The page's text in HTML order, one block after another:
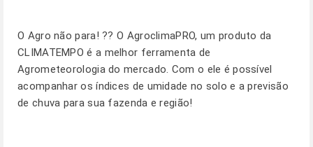
O Agro não para! ?? O AgroclimaPRO, um produto da
CLIMATEMPO é a melhor ferramenta de
Agrometeorologia do mercado. Com o ele é possível
acompanhar os índices de umidade no solo e a previsão
de chuva para sua fazenda e região!